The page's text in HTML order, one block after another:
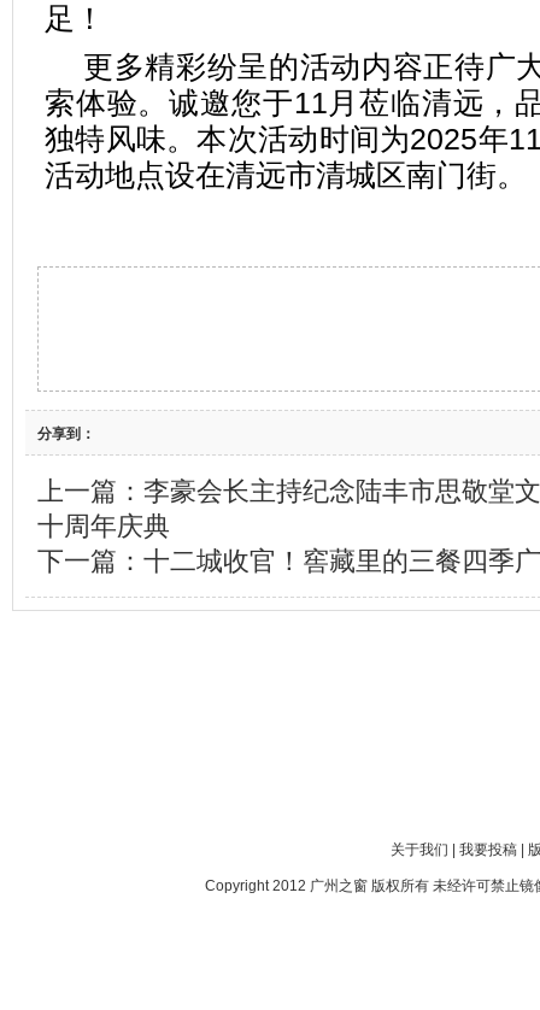
足！
更多精彩纷呈的活动内容正待广
索体验。诚邀您于11月莅临清远，
独特风味。本次活动时间为2025年
活动地点设在清远市清城区南门街。
分享到：
上一篇： 李豪会长主持纪念陆丰市思敬堂
十周年庆典
下一篇： 十二城收官！窖藏里的三餐四季
关于我们 我要投稿|
Copyright 2012 广州之窗 版权所有 未经许可禁止